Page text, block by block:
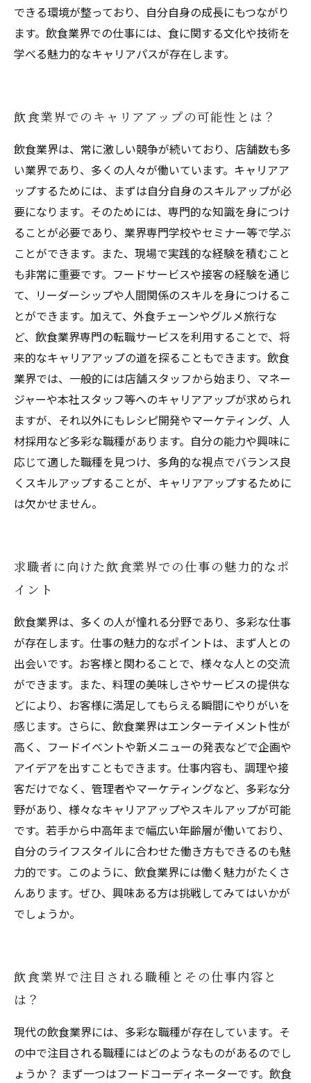
できる環境が整っており、自分自身の成長にもつながり
ます。飲食業界での仕事には、食に関する文化や技術を
学べる魅力的なキャリアパスが存在します。
飲食業界でのキャリアアップの可能性とは？
飲食業界は、常に激しい競争が続いており、店舗数も多
い業界であり、多くの人々が働いています。キャリアア
ップするためには、まずは自分自身のスキルアップが必
要になります。そのためには、専門的な知識を身につけ
ることが必要であり、業界専門学校やセミナー等で学ぶ
ことができます。また、現場で実践的な経験を積むこと
も非常に重要です。フードサービスや接客の経験を通じ
て、リーダーシップや人間関係のスキルを身につけるこ
とができます。加えて、外食チェーンやグルメ旅行な
ど、飲食業界専門の転職サービスを利用することで、将
来的なキャリアアップの道を探ることもできます。飲食
業界では、一般的には店舗スタッフから始まり、マネー
ジャーや本社スタッフ等へのキャリアアップが求められ
ますが、それ以外にもレシピ開発やマーケティング、人
材採用など多彩な職種があります。自分の能力や興味に
応じて適した職種を見つけ、多角的な視点でバランス良
くスキルアップすることが、キャリアアップするために
は欠かせません。
求職者に向けた飲食業界での仕事の魅力的なポ
イント
飲食業界は、多くの人が憧れる分野であり、多彩な仕事
が存在します。仕事の魅力的なポイントは、まず人との
出会いです。お客様と関わることで、様々な人との交流
ができます。また、料理の美味しさやサービスの提供な
どにより、お客様に満足してもらえる瞬間にやりがいを
感じます。さらに、飲食業界はエンターテイメント性が
高く、フードイベントや新メニューの発表などで企画や
アイデアを出すこともできます。仕事内容も、調理や接
客だけでなく、管理者やマーケティングなど、多彩な分
野があり、様々なキャリアアップやスキルアップが可能
です。若手から中高年まで幅広い年齢層が働いており、
自分のライフスタイルに合わせた働き方もできるのも魅
力的です。このように、飲食業界には働く魅力がたくさ
んあります。ぜひ、興味ある方は挑戦してみてはいかが
でしょうか。
飲食業界で注目される職種とその仕事内容と
は？
現代の飲食業界には、多彩な職種が存在しています。そ
の中で注目される職種にはどのようなものがあるのでし
ょうか？ まず一つはフードコーディネーターです。飲食